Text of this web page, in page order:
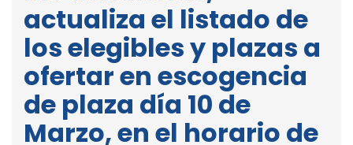
actualiza el listado de
los elegibles y plazas a
ofertar en escogencia
de plaza día 10 de
Marzo, en el horario de